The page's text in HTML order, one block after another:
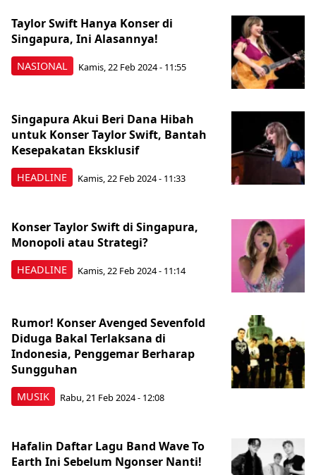
NASIONAL
Taylor Swift Hanya Konser di
Singapura, Ini Alasannya!
Kamis, 22 Feb 2024 - 11:55
HEADLINE
Singapura Akui Beri Dana Hibah
untuk Konser Taylor Swift, Bantah
Kesepakatan Eksklusif
Kamis, 22 Feb 2024 - 11:33
HEADLINE
Konser Taylor Swift di Singapura,
Monopoli atau Strategi?
Kamis, 22 Feb 2024 - 11:14
MUSIK
Rumor! Konser Avenged Sevenfold
Diduga Bakal Terlaksana di
Indonesia, Penggemar Berharap
Sungguhan
Rabu, 21 Feb 2024 - 12:08
Hafalin Daftar Lagu Band Wave To
Earth Ini Sebelum Ngonser Nanti!